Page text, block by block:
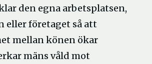
den egna arbetsplatsen,
eller företaget så att
mellan könen ökar
mäns våld mot